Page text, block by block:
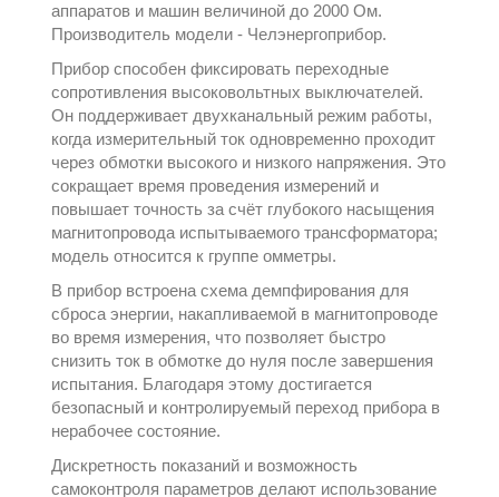
аппаратов и машин величиной до 2000 Ом.
Производитель модели - Челэнергоприбор.
Прибор способен фиксировать переходные
сопротивления высоковольтных выключателей.
Он поддерживает двухканальный режим работы,
когда измерительный ток одновременно проходит
через обмотки высокого и низкого напряжения. Это
сокращает время проведения измерений и
повышает точность за счёт глубокого насыщения
магнитопровода испытываемого трансформатора;
модель относится к группеомметры.
В прибор встроена схема демпфирования для
сброса энергии, накапливаемой в магнитопроводе
во время измерения, что позволяет быстро
снизить ток в обмотке до нуля после завершения
испытания. Благодаря этому достигается
безопасный и контролируемый переход прибора в
нерабочее состояние.
Дискретность показаний и возможность
самоконтроля параметров делают использование